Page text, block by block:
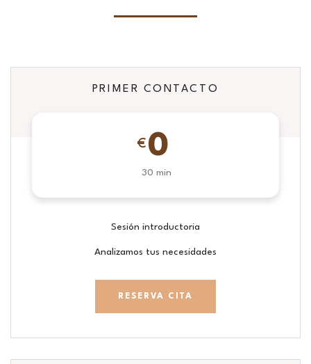
PRIMER CONTACTO
€ 0
30 min
Sesión introductoria
Analizamos tus necesidades
RESERVA CITA